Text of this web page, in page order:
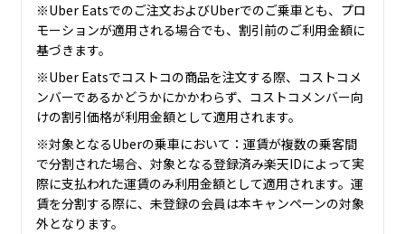
※Uber Eatsでのご注文およびUberでのご乗車とも、プロ
モーションが適用される場合でも、割引前のご利用金額に
基づきます。
※Uber Eatsでコストコの商品を注文する際、コストコメ
ンバーであるかどうかにかかわらず、コストコメンバー向
けの割引価格が利用金額として適用されます。
※対象となるUberの乗車において：運賃が複数の乗客間
で分割された場合、対象となる登録済み楽天IDによって実
際に支払われた運賃のみ利用金額として適用されます。運
賃を分割する際に、未登録の会員は本キャンペーンの対象
外となります。